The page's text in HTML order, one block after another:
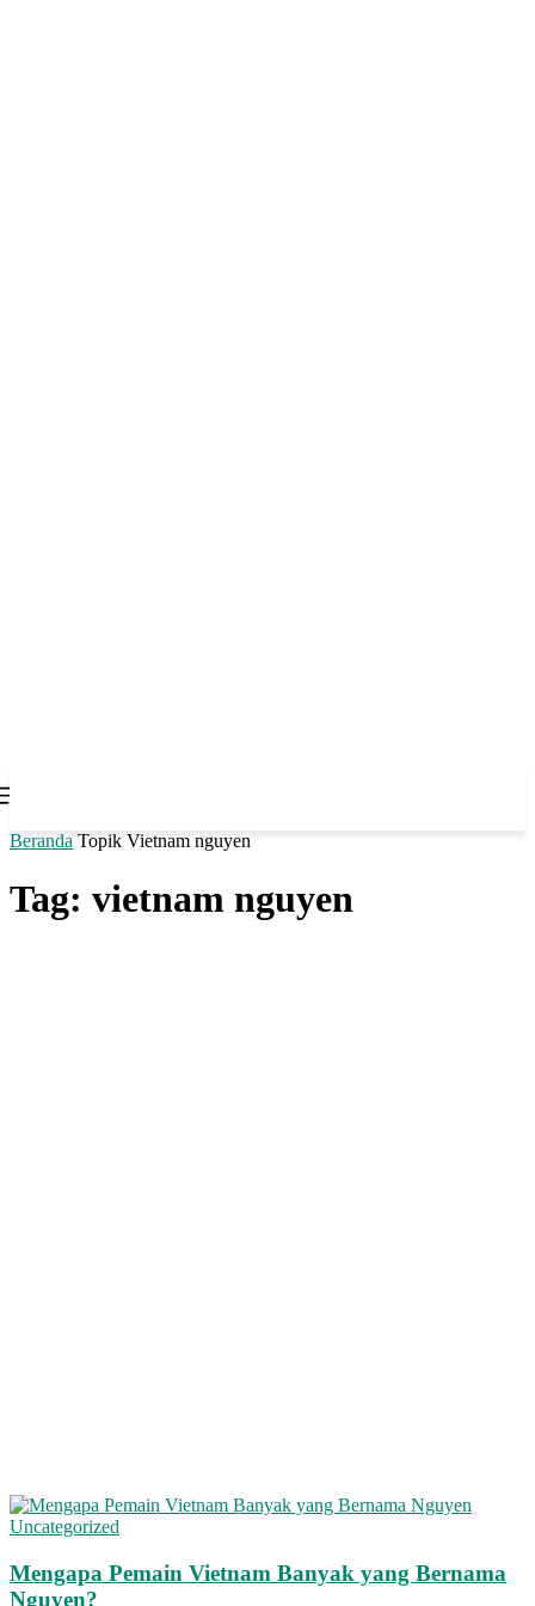
Beranda Topik Vietnam nguyen
Tag: vietnam nguyen
Uncategorized
Mengapa Pemain Vietnam Banyak yang Bernama
Nguyen?